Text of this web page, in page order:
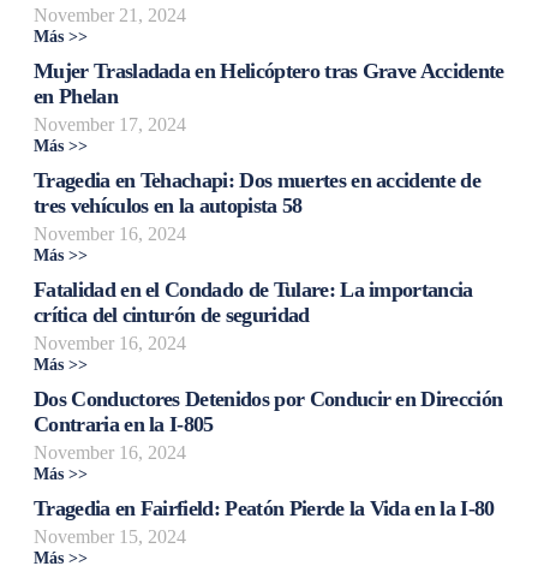
November 21, 2024
Más >>
Mujer Trasladada en Helicóptero tras Grave Accidente
en Phelan
November 17, 2024
Más >>
Tragedia en Tehachapi: Dos muertes en accidente de
tres vehículos en la autopista 58
November 16, 2024
Más >>
Fatalidad en el Condado de Tulare: La importancia
crítica del cinturón de seguridad
November 16, 2024
Más >>
Dos Conductores Detenidos por Conducir en Dirección
Contraria en la I-805
November 16, 2024
Más >>
Tragedia en Fairfield: Peatón Pierde la Vida en la I-80
November 15, 2024
Más >>